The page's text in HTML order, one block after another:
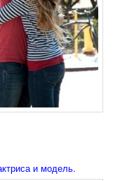
и модель.